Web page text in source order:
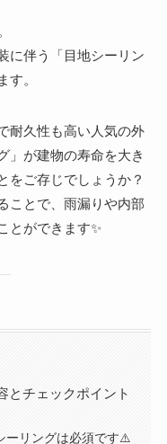
に伴う「目地シーリン
す。
耐久性も高い人気の外
」が建物の寿命を大き
をご存じでしょうか？
ことで、雨漏りや内部
とができます✨
とチェックポイント
ーリングは必須です⚠️